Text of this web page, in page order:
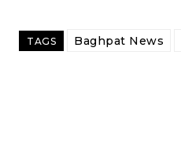
TAGS Baghpat News